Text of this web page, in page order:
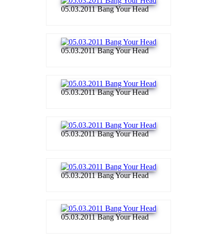
05.03.2011 Bang Your Head
05.03.2011 Bang Your Head
05.03.2011 Bang Your Head
05.03.2011 Bang Your Head
05.03.2011 Bang Your Head
05.03.2011 Bang Your Head